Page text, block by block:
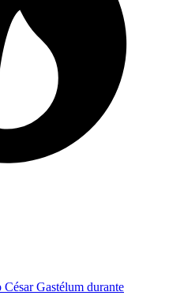
Gastélum durante